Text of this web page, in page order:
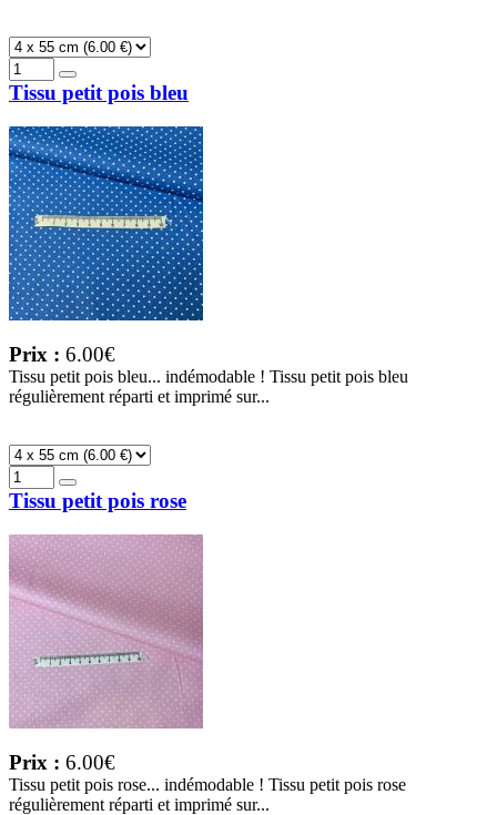
Tissu petit pois bleu
Prix : 6.00€
Tissu petit pois bleu... indémodable ! Tissu petit pois bleu
régulièrement réparti et imprimé sur...
Tissu petit pois rose
Prix : 6.00€
Tissu petit pois rose... indémodable ! Tissu petit pois rose
régulièrement réparti et imprimé sur...